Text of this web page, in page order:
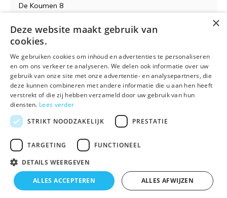
🌴 Wij zijn met vakantie t/m 21 augustus. Bestellen is
tijdelijk niet mogelijk.
De Koumen 8
KvK-nummer 14087571
BTW-nummer NL 815399145 B01
© 2026 - Powered by
Algemene voorwaarden RSS-feed
Uitdeelcadeautjes.nl9 -9Reviews @Kiyoh
×
Deze website maakt gebruik van
cookies.
We gebruiken cookies om inhoud en advertenties te personaliseren
en om ons verkeer te analyseren. We delen ook informatie over uw
gebruik van onze site met onze advertentie- en analysepartners, die
deze kunnen combineren met andere informatie die u aan hen heeft
verstrekt of die zij hebben verzameld door uw gebruik van hun
diensten. Lees verder
STRIKT NOODZAKELIJK
PRESTATIE
TARGETING FUNCTIONEEL
DETAILS WEERGEVEN
ALLES ACCEPTEREN ALLES AFWIJZEN